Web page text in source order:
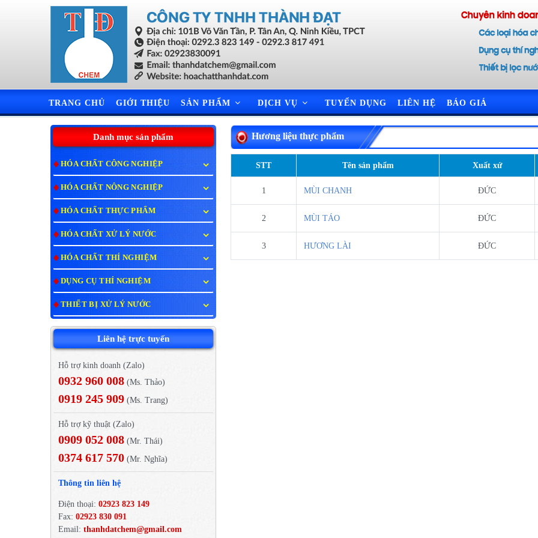
TRANG CHỦ GIỚI THIỆU SẢN PHẨM DỊCH VỤ TUYỂN DỤNG LIÊN HỆ BÁO GIÁ
Danh mục sản phẩm
HÓA CHẤT CÔNG NGHIỆP
HÓA CHẤT NÔNG NGHIỆP
HÓA CHẤT THỰC PHẨM
HÓA CHẤT XỬ LÝ NƯỚC
HÓA CHẤT THÍ NGHIỆM
DỤNG CỤ THÍ NGHIỆM
THIẾT BỊ XỬ LÝ NƯỚC
Liên hệ trực tuyến
Hỗ trợ kinh doanh (Zalo)
0932 960 008 (Ms. Thảo)
0919 245 909 (Ms. Trang)
Hỗ trợ kỹ thuật (Zalo)
0909 052 008 (Mr. Thái)
0374 617 570 (Mr. Nghĩa)
Thông tin liên hệ
Điện thoại: 02923 823 149
Fax: 02923 830 091
Email: thanhdatchem@gmail.com
Hương liệu thực phẩm
STT Tên sản phẩm Xuất xứ
1 MÙI CHANH ĐỨC
2 MÙI TÁO ĐỨC
3 HƯƠNG LÀI ĐỨC